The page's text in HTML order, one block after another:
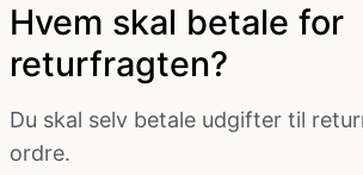
Brandmand kostume
Cheerleader kostume
Halloween 2026 - Halloween kostume og
Konfirmation
Hvem skal betale for
returfragten?
Du skal selv betale udgifter til
ordre.